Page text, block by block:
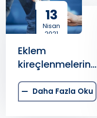
13
Nisan
2021
Eklem
kireçlenmelerine
doğal zengin
serum tedavisi
Daha Fazla Oku